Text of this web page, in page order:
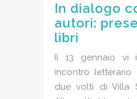
In dialogo
autori:
libri
Il 13 gennaio vi
incontro letterario
due volti di Villa